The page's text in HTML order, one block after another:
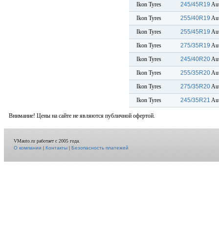
Ikon Tyres
245/45R19
Ikon Tyres
255/40R19
Ikon Tyres
255/45R19
Ikon Tyres
275/35R19
Ikon Tyres
245/40R20
Ikon Tyres
255/35R20
Ikon Tyres
275/35R20
Ikon Tyres
245/35R21
Внимание! Цены на сайте не являются публичной офертой.
VMauto.ru работает с 2005 года.
О компании|Контакты|Безопасность платежей